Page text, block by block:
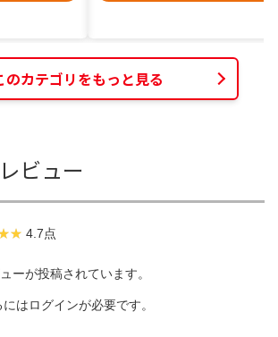
のカテゴリをもっと見る
ビュー
4.7点
ーが投稿されています。
にはログインが必要です。